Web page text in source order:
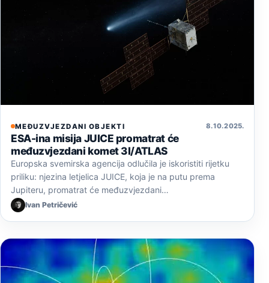
MEĐUZVJEZDANI OBJEKTI 8. 10. 2025.
ESA-ina misija JUICE promatrat će
međuzvjezdani komet 3I/ATLAS
Europska svemirska agencija odlučila je iskoristiti rijetku
priliku: njezina letjelica JUICE, koja je na putu prema
Jupiteru, promatrat će međuzvjezdani…
Ivan Petričević